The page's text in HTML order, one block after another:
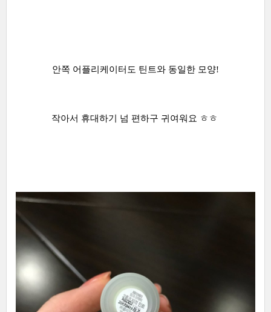
안쪽 어플리케이터도 틴트와 동일한 모양!
작아서 휴대하기 넘 편하구 귀여워요 ㅎㅎ